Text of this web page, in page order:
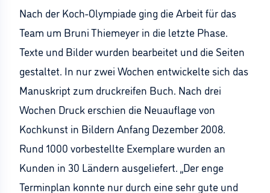
Nach der Koch-Olympiade ging die Arbeit für das
Team um Bruni Thiemeyer in die letzte Phase.
Texte und Bilder wurden bearbeitet und die Seiten
gestaltet. In nur zwei Wochen entwickelte sich das
Manuskript zum druckreifen Buch. Nach drei
Wochen Druck erschien die Neuauflage von
Kochkunst in Bildern Anfang Dezember 2008.
Rund 1000 vorbestellte Exemplare wurden an
Kunden in 30 Ländern ausgeliefert. „Der enge
Terminplan konnte nur durch eine sehr gute und